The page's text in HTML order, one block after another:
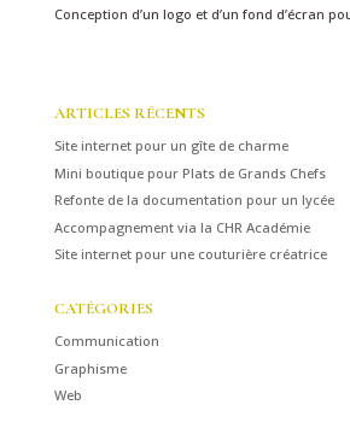
Conception d’un logo et d’un fond d’écran
ARTICLES RÉCENTS
Site internet pour un gîte de charme
Mini boutique pour Plats de Grands Chefs
Refonte de la documentation pour un lycée
Accompagnement via la CHR Académie
Site internet pour une couturière créatrice
CATÉGORIES
Communication
Graphisme
Web